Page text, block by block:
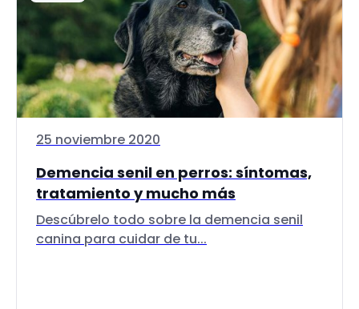
25 noviembre 2020
Demencia senil en perros: síntomas,
tratamiento y mucho más
Descúbrelo todo sobre la demencia senil
canina para cuidar de tu...